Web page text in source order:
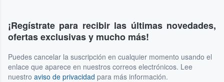
¡Regístrate para recibir las últimas novedades,
ofertas exclusivas y mucho más!
Puedes cancelar la suscripción en cualquier momento usando el
enlace que aparece en nuestros correos electrónicos. Lee
nuestro aviso de privacidad para más información.